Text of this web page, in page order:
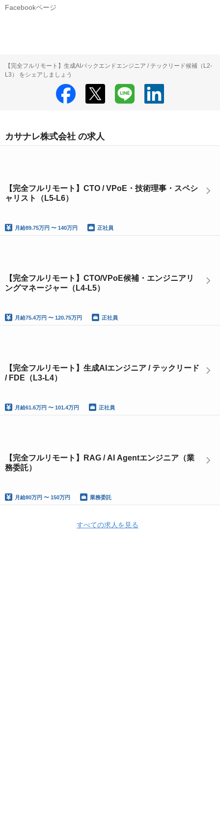
Facebookページ
【完全フルリモート】生成AIバックエンドエンジニア / テックリード候補（L2-
L3） をシェアしましょう
カサナレ株式会社 の求人
【完全フルリモート】CTO / VPoE・技術理事・スペシ
ャリスト（L5-L6）
月給89.75万円 〜 140万円 正社員
【完全フルリモート】CTO/VPoE候補・エンジニアリ
ングマネージャー（L4-L5）
月給75.4万円 〜 120.75万円 正社員
【完全フルリモート】生成AIエンジニア / テックリード
/ FDE（L3-L4）
月給61.6万円 〜 101.4万円 正社員
【完全フルリモート】RAG / AI Agentエンジニア（業
務委託）
月給80万円 〜 150万円 業務委託
すべての求人を見る